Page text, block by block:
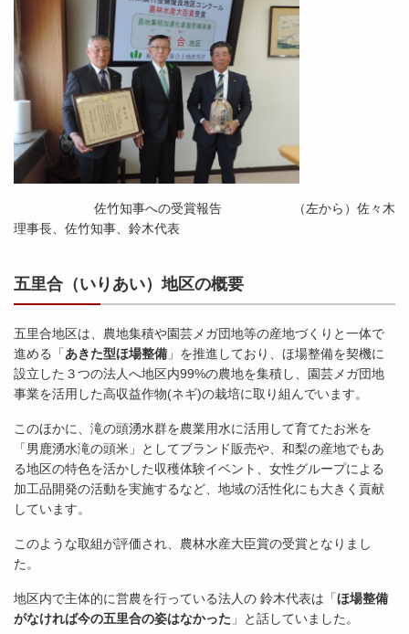
佐竹知事への受賞報告 （左から）佐々木
理事長、佐竹知事、鈴木代表
五里合（いりあい）地区の概要
五里合地区は、農地集積や園芸メガ団地等の産地づくりと一体で
進める「あきた型ほ場整備 」を推進しており、ほ場整備を契機に
設立した３つの法人へ地区内99%の農地を集積し、園芸メガ団地
事業を活用した高収益作物(ネギ)の栽培に取り組んでいます。
このほかに、滝の頭湧水群を農業用水に活用して育てたお米を
「男鹿湧水滝の頭米」としてブランド販売や、和梨の産地でもあ
る地区の特色を活かした収穫体験イベント、女性グループによる
加工品開発の活動を実施するなど、地域の活性化にも大きく貢献
しています。
このような取組が評価され、農林水産大臣賞の受賞となりまし
た。
地区内で主体的に営農を行っている法人の 鈴木代表は「ほ場整備
がなければ今の五里合の姿はなかった 」と話していました。